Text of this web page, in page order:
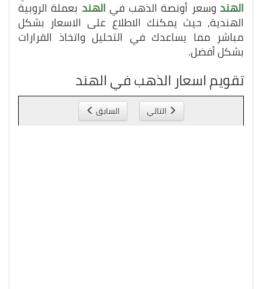
الهندوسعر أونصة الذهب في الهند بعملة الروبية
الهندية, حيث يمكنك الاطلاع على الاسعار بشكل
مباشر مما يساعدك في التحليل واتخاذ القرارات
بشكل أفضل.
تقويم اسعار الذهب في الهند
التالي السابق